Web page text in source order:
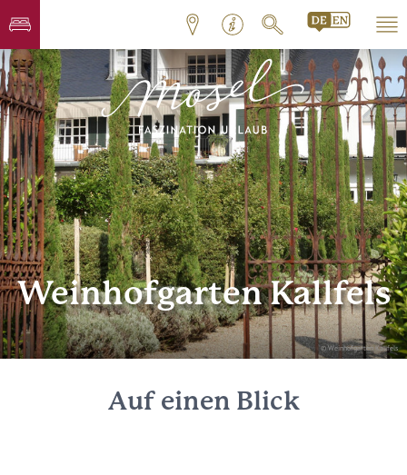
© Weinhofgarten Kallfels
Weinhofgarten Kallfels
Auf einen Blick